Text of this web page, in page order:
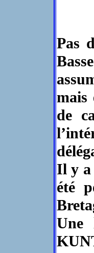
Pas
mais
de
Il y a
été
Une